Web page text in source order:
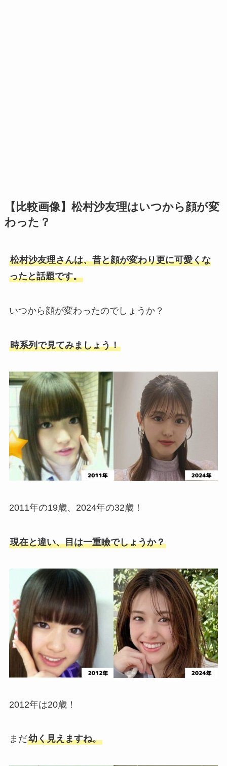
【比較画像】松村沙友理はいつから顔が変
わった？
松村沙友理さんは、昔と顔が変わり更に可愛くな
ったと話題です。
いつから顔が変わったのでしょうか？
時系列で見てみましょう！
2011年の19歳、2024年の32歳！
現在と違い、目は一重瞼でしょうか？
2012年は20歳！
まだ幼く見えますね。